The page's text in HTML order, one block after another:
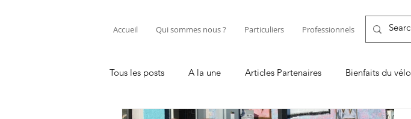
Accueil Qui sommes nous ? Particuliers Professionnels
Tous les posts A la une Articles Partenaires Bienfaits du vélo